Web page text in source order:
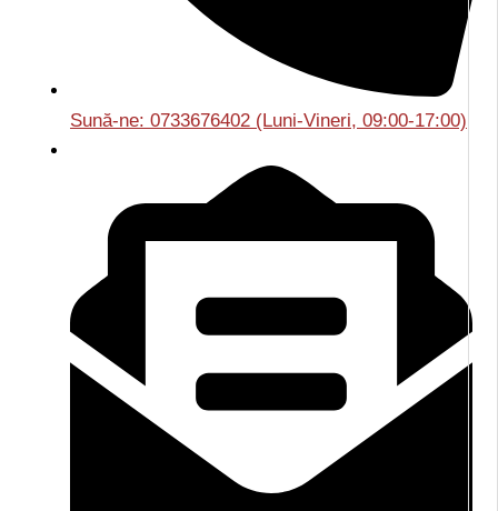
Sună-ne: 0733676402 (Luni-Vineri, 09:00-17:00)